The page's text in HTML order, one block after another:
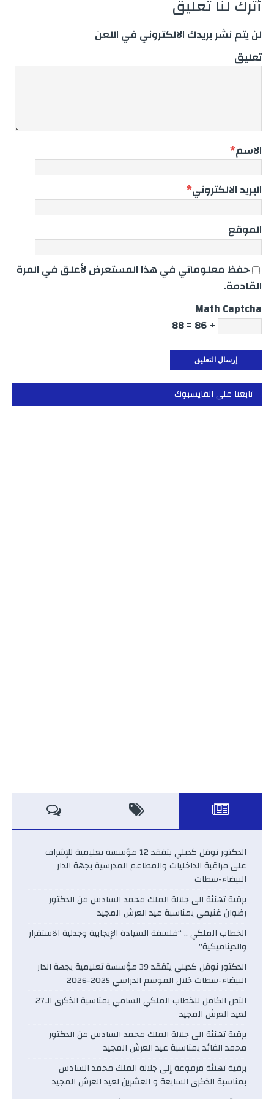
أترك لنا تعليق
لن يتم نشر بريدك الالكتروني في اللعن
تعليق
الاسم*
البريد الالكتروني*
الموقع
حفظ معلوماتي في هذا المستعرض لأعلق في المرة
القادمة.
Math Captcha
+ 86 = 88
تابعنا على الفايسبوك
الدكتور نوفل كديلي يتفقد 12 مؤسسة تعليمية للإشراف
على مراقبة الداخليات والمطاعم المدرسية بجهة الدار
البيضاء-سطات
برقية تهنئة الى جلالة الملك محمد السادس من الدكتور
رضوان غنيمي بمناسبة عيد العرش المجيد
الخطاب الملكي .. “فلسفة السيادة الإيجابية وجدلية الاستقرار
والديناميكية”
الدكتور نوفل كديلي يتفقد 39 مؤسسة تعليمية بجهة الدار
البيضاء-سطات خلال الموسم الدراسي 2025-2026
النص الكامل للخطاب الملكي السامي بمناسبة الذكرى الـ27
لعيد العرش المجيد
برقية تهنئة الى جلالة الملك محمد السادس من الدكتور
محمد الفائد بمناسبة عيد العرش المجيد
برقية تهنئة مرفوعة إلى جلالة الملك محمد السادس
بمناسبة الذكرى السابعة و العشرين لعيد العرش المجيد